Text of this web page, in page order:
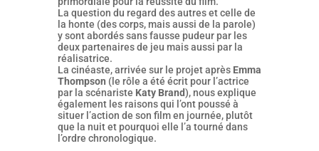
La question du regard des autres et celle de
la honte (des corps, mais aussi de la parole)
y sont abordés sans fausse pudeur par les
deux partenaires de jeu mais aussi par la
réalisatrice.
La cinéaste, arrivée sur le projet après Emma
Thompson (le rôle a été écrit pour l’actrice
par la scénariste Katy Brand), nous explique
également les raisons qui l’ont poussé à
situer l’action de son film en journée, plutôt
que la nuit et pourquoi elle l’a tourné dans
l’ordre chronologique.